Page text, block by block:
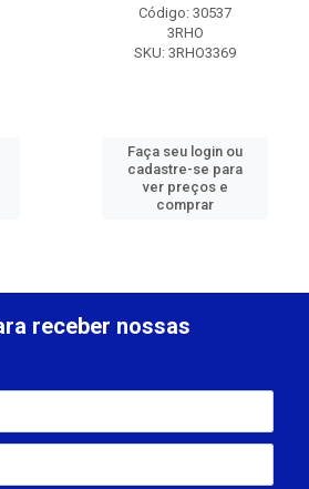
Código: 30537
3RHO
SKU: 3RHO3369
Faça seu login ou
cadastre-se para
ver preços e
comprar
receber nossas